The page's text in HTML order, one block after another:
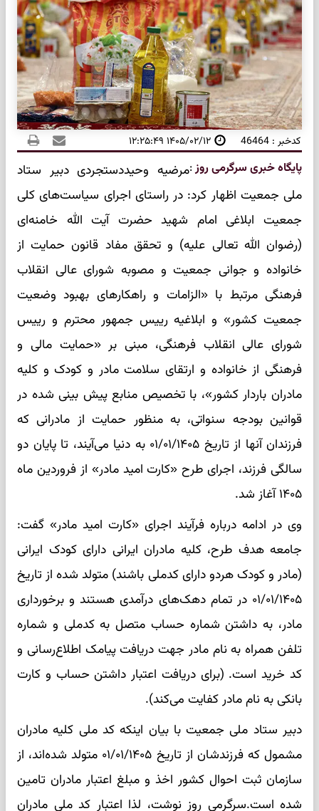
کدخبر : 46464 ۱۴۰۵/۰۲/۱۲ ۱۲:۲۵:۴۹
پایگاه خبری سرگرمی روز:مرضیه وحیددستجردی دبیر ستاد
ملی جمعیت اظهار کرد: در راستای اجرای سیاست‌های کلی
جمعیت ابلاغی امام شهید حضرت آیت الله خامنه‌ای
(رضوان الله تعالی علیه) و تحقق مفاد قانون حمایت از
خانواده و جوانی جمعیت و مصوبه شورای عالی انقلاب
فرهنگی مرتبط با «الزامات و راهکارهای بهبود وضعیت
جمعیت کشور» و ابلاغیه رییس جمهور محترم و رییس
شورای عالی انقلاب فرهنگی، مبنی بر «حمایت مالی و
فرهنگی از خانواده و ارتقای سلامت مادر و کودک و کلیه
مادران باردار کشور»، با تخصیص منابع پیش بینی شده در
قوانین بودجه سنواتی، به منظور حمایت از مادرانی که
فرزندان آنها از تاریخ ۰۱/۰۱/۱۴۰۵ به دنیا می‌آیند، تا پایان دو
سالگی فرزند، اجرای طرح «کارت امید مادر» از فروردین ماه
۱۴۰۵ آغاز شد.
وی در ادامه درباره فرآیند اجرای «کارت امید مادر» گفت:
جامعه هدف طرح، کلیه مادران ایرانی دارای کودک ایرانی
(مادر و کودک هردو دارای کدملی باشند) متولد شده از تاریخ
۰۱/۰۱/۱۴۰۵ در تمام دهک‌های درآمدی هستند و برخورداری
مادر، به داشتن شماره حساب متصل به کدملی و شماره
تلفن همراه به نام مادر جهت دریافت پیامک اطلاع‌رسانی و
کد خرید است. (برای دریافت اعتبار داشتن حساب و کارت
بانکی به نام مادر کفایت می‌کند).
دبیر ستاد ملی جمعیت با بیان اینکه کد ملی کلیه مادران
مشمول که فرزندشان از تاریخ ۰۱/۰۱/۱۴۰۵ متولد شده‌اند، از
سازمان ثبت احوال کشور اخذ و مبلغ اعتبار مادران تامین
شده است.سرگرمی روز نوشت، لذا اعتبار کد ملی مادران